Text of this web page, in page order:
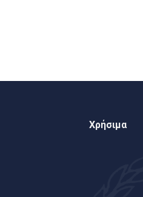
Χρήσιμα